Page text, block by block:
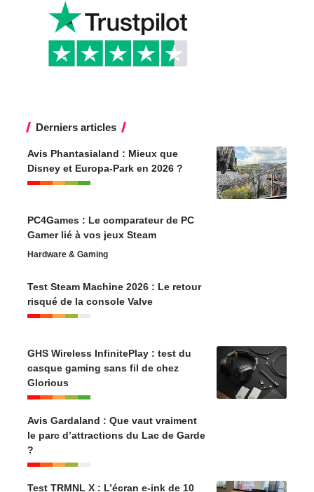
Derniers articles
Avis Phantasialand : Mieux que
Disney et Europa-Park en 2026 ?
PC4Games : Le comparateur de PC
Gamer lié à vos jeux Steam
Hardware & Gaming
Test Steam Machine 2026 : Le retour
risqué de la console Valve
GHS Wireless InfinitePlay : test du
casque gaming sans fil de chez
Glorious
Avis Gardaland : Que vaut vraiment
le parc d’attractions du Lac de Garde
?
Test TRMNL X : L’écran e-ink de 10